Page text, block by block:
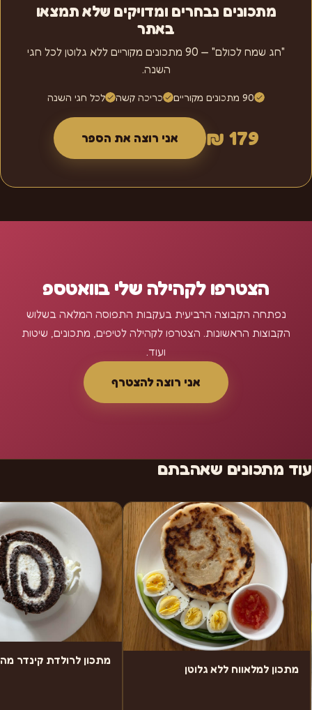
מתכונים נבחרים ומדויקים שלא תמצאו
באתר
"חג שמח לכולם" — 90 מתכונים מקוריים ללא גלוטן לכל חגי
השנה.
90 מתכונים מקוריים כריכה קשה לכל חגי השנה
179 ₪ אני רוצה את הספר
הצטרפו לקהילה שלי בוואטספ
נפתחה הקבוצה הרביעית בעקבות התפוסה המלאה בשלוש
הקבוצות הראשונות. הצטרפו לקהילה לטיפים, מתכונים, שיטות
ועוד.
אני רוצה להצטרף
עוד מתכונים שאהבתם
מתכון למלאווח ללא גלוטן
מתכון לרולדת קינדר